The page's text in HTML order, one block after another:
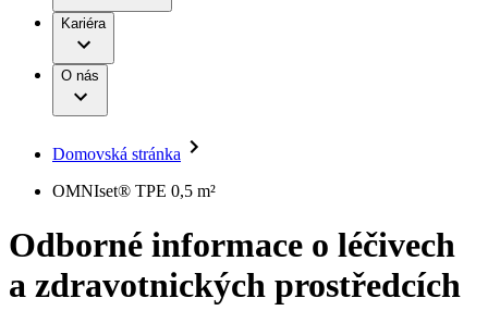
Léčba bolesti
Mimotělní očišťování krve
Neurochirurgie
Onkologie
Ortopedie
Páteřní chirurgie
Péče o rány
Onemocnění
B. Braun Avitum
Práce a kariéra
Naše kultura
Vaše příležitost​
Odpovědnost
Média
Tiskové zprávy
Kontakt
Kontaktní formulář
Registrace k odběru newsletteru
Kariéra
O nás
Domovská stránka
OMNIset® TPE 0,5 m²
Odborné informace o léčivech
a zdravotnických prostředcích